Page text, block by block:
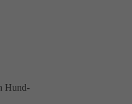
Hund-